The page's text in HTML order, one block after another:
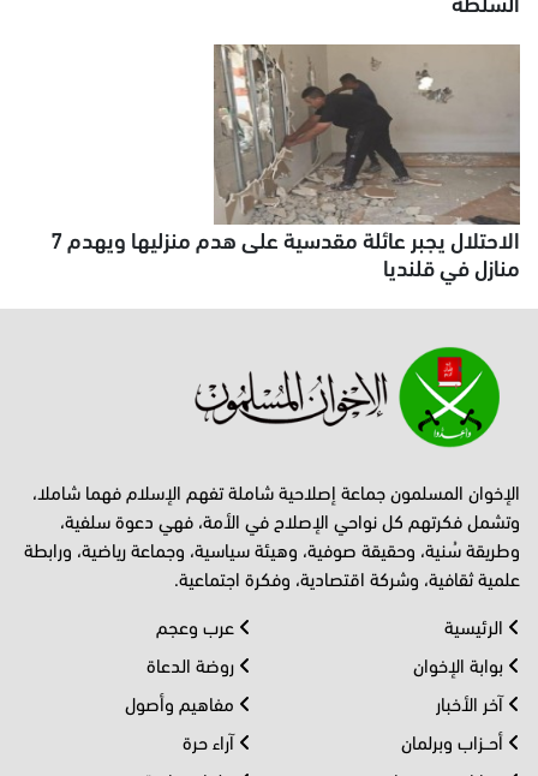
الاحتلال يجبر عائلة مقدسية على هدم منزليها ويهدم 7
منازل في قلنديا
الإخوان المسلمون جماعة إصلاحية شاملة تفهم الإسلام فهما شاملا،
وتشمل فكرتهم كل نواحي الإصلاح في الأمة، فهي دعوة سلفية،
وطريقة سُنية، وحقيقة صوفية، وهيئة سياسية، وجماعة رياضية، ورابطة
علمية ثقافية، وشركة اقتصادية، وفكرة اجتماعية.
الرئيسية
بوابة الإخوان
آخر الأخبار
أحــزاب وبرلمان
عرب وعجم
روضة الدعاة
مفاهيم وأصول
آراء حرة